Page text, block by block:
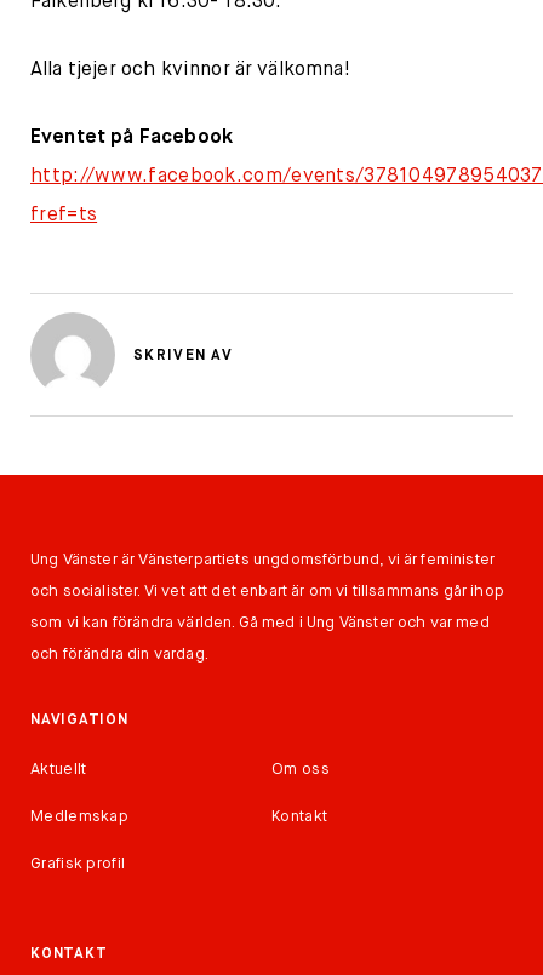
Alla tjejer och kvinnor är välkomna!
Eventet på Facebook
http://www.facebook.com/events/
fref=ts
SKRIVEN AV
Ung Vänster är Vänsterpartiets ungdomsförbund, vi är feminister
och socialister. Vi vet att det enbart är om vi tillsammans går ihop
som vi kan förändra världen. Gå med i Ung Vänster och var med
och förändra din vardag.
NAVIGATION
Aktuellt Om oss
Medlemskap Kontakt
Grafisk profil
KONTAKT